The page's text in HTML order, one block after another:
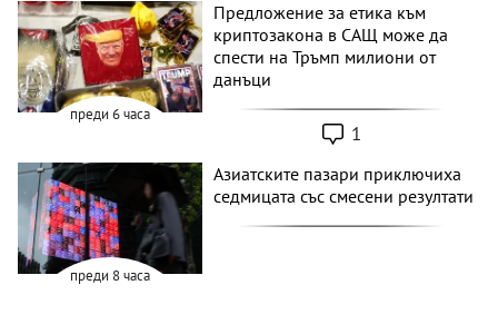
преди 6 часа
Предложение за етика към
криптозакона в САЩ може да
спести на Тръмп милиони от
данъци
1
преди 8 часа
Азиатските пазари приключиха
седмицата със смесени резултати